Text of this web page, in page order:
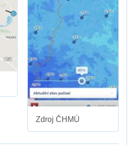
Zdroj ČHMÚ